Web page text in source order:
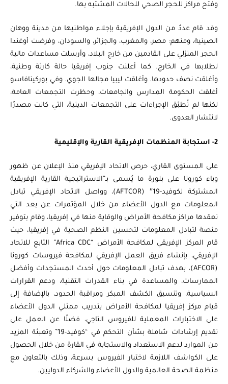
وفتح مراكز للحجر الصحي للحالات المشتبه بها.
وقد قام عددٌ من الدول الإفريقية بإجلاء مواطنيها من مدينة ووهان
الصينية، ومنهم: مصر، والمغرب، والجزائر، والسودان، وفرضت أوغندا
الحجر المنزلي على القادمين من خارج البلاد، وأرسلت مساعدات مالية
لطلابها في الخارج. كما أعلنت جنوب إفريقيا حالة كارثة وطنية،
وأغلقت نصف حدودها. وأغلقت ليبيا مجالها الجوي. وفي بوركينافاسو
أغلقت الحكومة المدارس والجامعات، وحظرت التجمعات العامة،
لكنها لم تُطبّق الإجراءات على التجمعات الدينية، التي كانت مصدرًا
لانتشار العدوى.
على المستوى القاري، حرص الاتحاد الإفريقي منذ الإعلان عن ظهور
وباء كورونا على بلورة ما يُسمى بـ”الاستراتيجية القارية الإفريقية
المشتركة لكوفيد-19″ (AFTCOR)، وواصل الاتحاد الإفريقي تبادل
المعلومات مع الدول الأعضاء من خلال المؤتمرات عن بعد التي
تعقدها مراكز مكافحة الأمراض والوقاية منها في إفريقيا، وقام بتوفير
منصة لتبادل المعلومات لتحسين النظم الصحية في إفريقيا، حيث
قام المركز الإفريقي لمكافحة الأمراض “Africa CDC” التابع للاتحاد
الإفريقي، بإنشاء فريق العمل الإفريقي لمكافحة فيروسات كورونا
(AFCOR)، بهدف تبادل المعلومات حول أحدث المستجدات وأفضل
الممارسات، والمساعدة في بناء القدرات التقنية، ودعم القرارات
السياسية، وتنسيق الكشف المبكر ومراقبة الحدود، بالإضافة إلى
قيام مركز إفريقيا لمكافحة الأمراض بتدريب ممثلي الدول الأعضاء
على الاختبارات المعملية للفيروس التاجي، فضلًا عن العمل على
تقديم إرشادات شاملة بشأن التحكم في “كوفيد-19” وتعبئة المزيد
من الموارد لدعم الاستعداد والاستجابة في القارة من خلال الحصول
على الكواشف اللازمة لاختبار الفيروس بسرعة، وذلك بالتعاون مع
منظمة الصحة العالمية والدول الأعضاء والشركاء الدوليين.